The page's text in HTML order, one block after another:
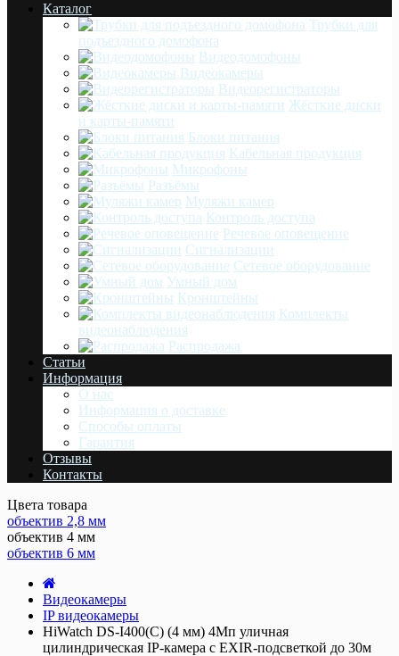
Каталог
Трубки для
подъездного домофона
Видеодомофоны
Видеокамеры
Видеорегистраторы
Жёсткие диски
и карты-памяти
Блоки питания
Кабельная продукция
Микрофоны
Разъёмы
Муляжи камер
Контроль доступа
Речевое оповещение
Сигнализации
Сетевое оборудование
Умный дом
Кронштейны
Комплекты
видеонаблюдения
Распродажа
Статьи
Информация
О нас
Информация о доставке
Cпособы оплаты
Гарантия
Отзывы
Контакты
Цвета товара
объектив 2,8 мм
объектив 4 мм
объектив 6 мм
Видеокамеры
IP видеокамеры
HiWatch DS-I400(C) (4 мм) 4Мп уличная
цилиндрическая IP-камера с EXIR-подсветкой до 30м